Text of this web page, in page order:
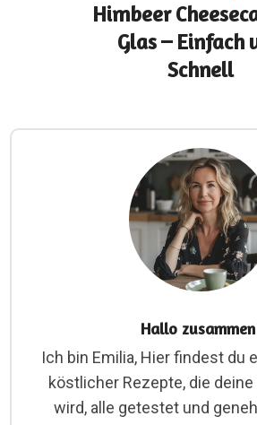
Himbeer
Glas – Einfach
Schnell
Hallo
Ich bin Emilia, Hier findest du
köstlicher Rezepte, die
wird, alle getestet und